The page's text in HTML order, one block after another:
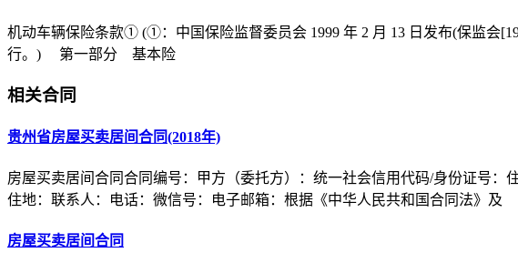
机动车辆保险条款① (①：中国保险监督委员会 1999 年 2 月 13 日发布(保监会
行。) 第一部分 基本险
相关合同
贵州省房屋买卖居间合同(2018年)
房屋买卖居间合同合同编号：甲方（委托方）：统一社会信用代码/身份证号
住地：联系人：电话：微信号：电子邮箱：根据《中华人民共和国合同法》及
房屋买卖居间合同